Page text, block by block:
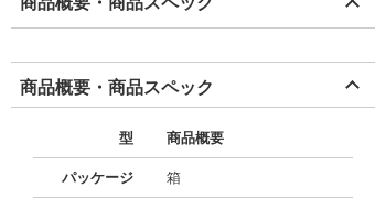
商品概要・商品スペック
型 商品概要
パッケージ 箱